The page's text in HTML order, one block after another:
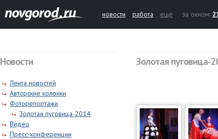
новости работа ещё за окном:
Новости
Лента новостей
Авторские колонки
Фоторепортажи
Золотая пуговица-2014
Видео
Пресс-конференции
Золотая пуговица-